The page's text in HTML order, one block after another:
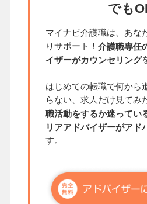
でも
マイナビ介護職は、あな
りサポート！ 介護職専任
イザーがカウンセリング
はじめての転職で何から
らない、求人だけ見てみ
職活動をするか迷ってい
リアアドバイザーがアド
す。